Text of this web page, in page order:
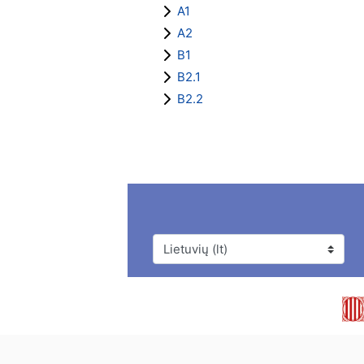
A1
A2
B1
B2.1
B2.2
Kalba